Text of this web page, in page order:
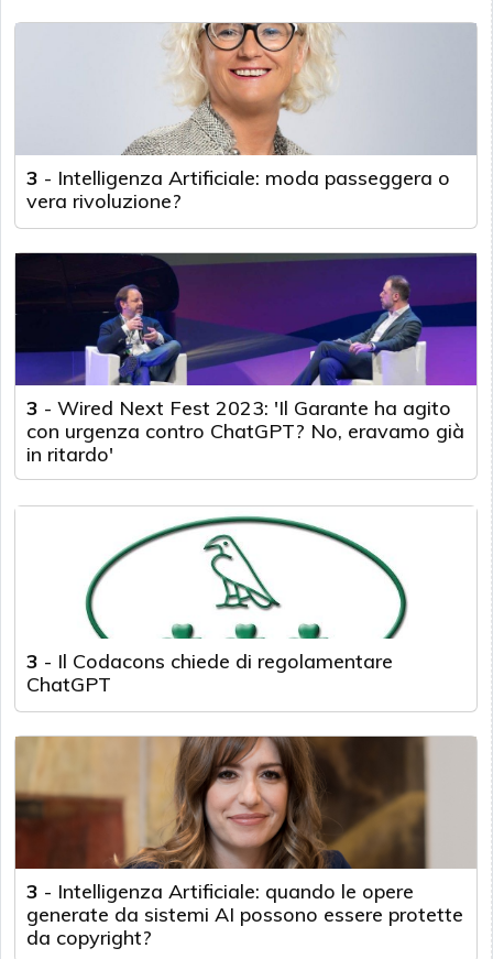
3 - Intelligenza Artificiale: moda passeggera o
vera rivoluzione?
3 - Wired Next Fest 2023: 'Il Garante ha agito
con urgenza contro ChatGPT? No, eravamo già
in ritardo'
3 - Il Codacons chiede di regolamentare
ChatGPT
3 - Intelligenza Artificiale: quando le opere
generate da sistemi AI possono essere protette
da copyright?